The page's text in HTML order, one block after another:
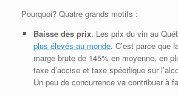
Pourquoi? Quatre grands motifs :
Baisse des prix. Les prix du vin au
plus élevés au monde. C’est parce que
marge brute de 145% en moyenne, en
taxe d’accise et taxe spécifique sur
Un peu de concurrence va contribuer à